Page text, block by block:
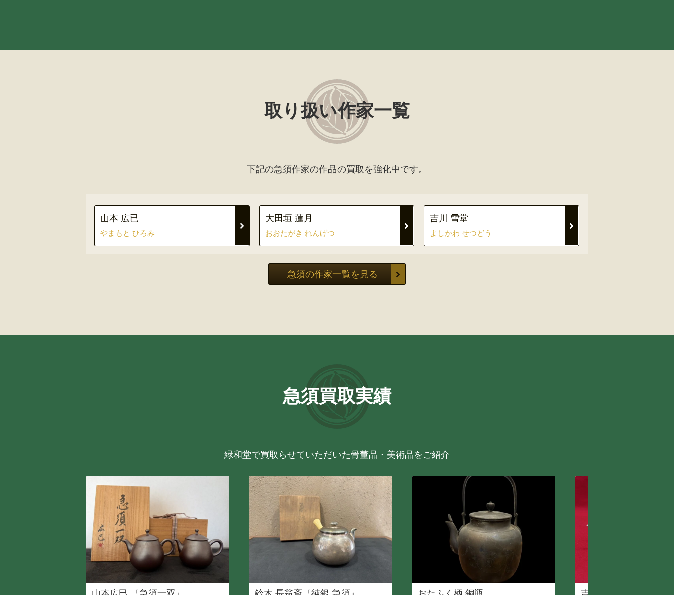
取り扱い作家一覧
下記の急須作家の作品の買取を強化中です。
山本 広已
やまもと ひろみ
大田垣 蓮月
おおたがき れんげつ
吉川 雪堂
よしかわ せつどう
急須の作家一覧を見る
急須買取実績
緑和堂で買取らせていただいた骨董品・美術品をご紹介